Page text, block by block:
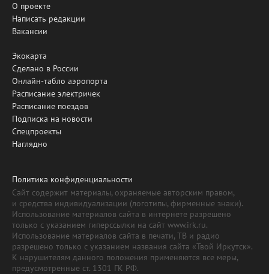
О проекте
Написать редакции
Вакансии
Экокарта
Сделано в России
Онлайн-табло аэропорта
Расписание электричек
Расписание поездов
Подписка на новости
Спецпроекты
Наглядно
Политика конфиденциальности
Сайт содержит материалы, охраняемые авторским правом,
и средства индивидуализации (логотипы, фирменные знаки).
Использование материалов сайта в интернете разрешено
только с указанием гиперссылки на сайт www.irk.ru.
Использование материалов сайта в печати, ТВ и радио
разрешено только с указанием названия сайта «Твой Иркутск».
К нарушителям данного положения применяются все меры,
предусмотренные ст. 1301 ГК РФ.